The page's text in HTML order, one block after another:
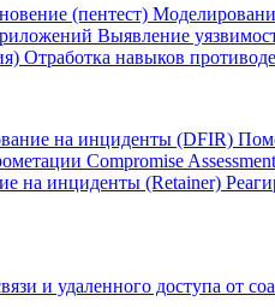
(пентест)
Выявление
Отработка навыков
на инциденты (DFIR)
Compromise Assessment
на инциденты (Retainer)
и удаленного доступа от